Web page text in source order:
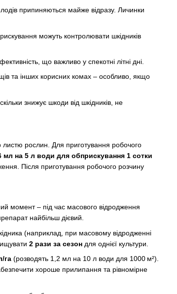
припиняються майже відразу. Личинки
можуть контролювати шкідників
що важливо у спекотні літні дні.
та інших корисних комах – особливо, якщо
знижує шкоди від шкідників, не
листю рослин. Для приготування робочого
мл на 5 л води для обприскування 1 сотки
Після приготування робочого розчину
момент – під час масового відродження
найбільш дієвий.
(наприклад, при масовому відродженні
2 рази за сезон для однієї культури.
га (розводять 1,2 мл на 10 л води для 1000 м²).
хороше прилипання та рівномірне